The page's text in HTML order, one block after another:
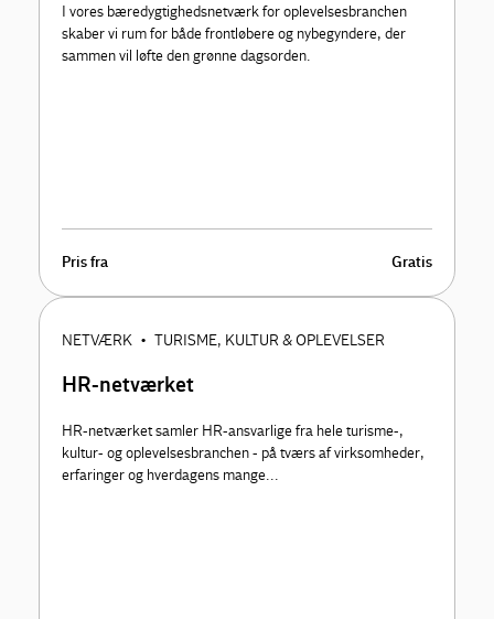
I vores bæredygtighedsnetværk for oplevelsesbranchen
skaber vi rum for både frontløbere og nybegyndere, der
sammen vil løfte den grønne dagsorden.
Pris fra Gratis
NETVÆRK • TURISME, KULTUR & OPLEVELSER
HR-netværket
HR-netværket samler HR-ansvarlige fra hele turisme-,
kultur- og oplevelsesbranchen - på tværs af virksomheder,
erfaringer og hverdagens mange...